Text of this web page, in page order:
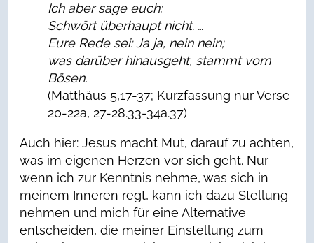
Ich aber sage euch:
Schwört überhaupt nicht. …
Eure Rede sei: Ja ja, nein nein;
was darüber hinausgeht, stammt vom
Bösen.
(Matthäus 5,17-37; Kurzfassung nur Verse
20-22a, 27-28.33-34a.37)
Auch hier: Jesus macht Mut, darauf zu achten,
was im eigenen Herzen vor sich geht. Nur
wenn ich zur Kenntnis nehme, was sich in
meinem Inneren regt, kann ich dazu Stellung
nehmen und mich für eine Alternative
entscheiden, die meiner Einstellung zum